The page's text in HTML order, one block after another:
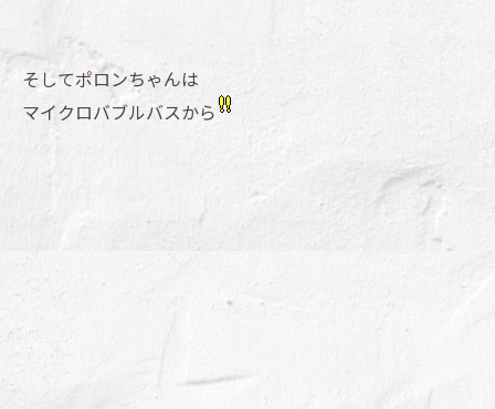
そしてポロンちゃんは
マイクロバブルバスから